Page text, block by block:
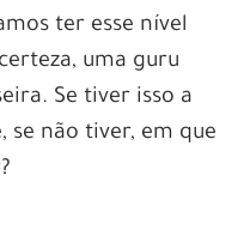
ter esse nível
uma guru
Se tiver isso a
se não tiver, em que